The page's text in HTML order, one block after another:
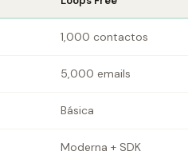
1,000 contactos
5,000 emails
Básica
Moderna + SDK